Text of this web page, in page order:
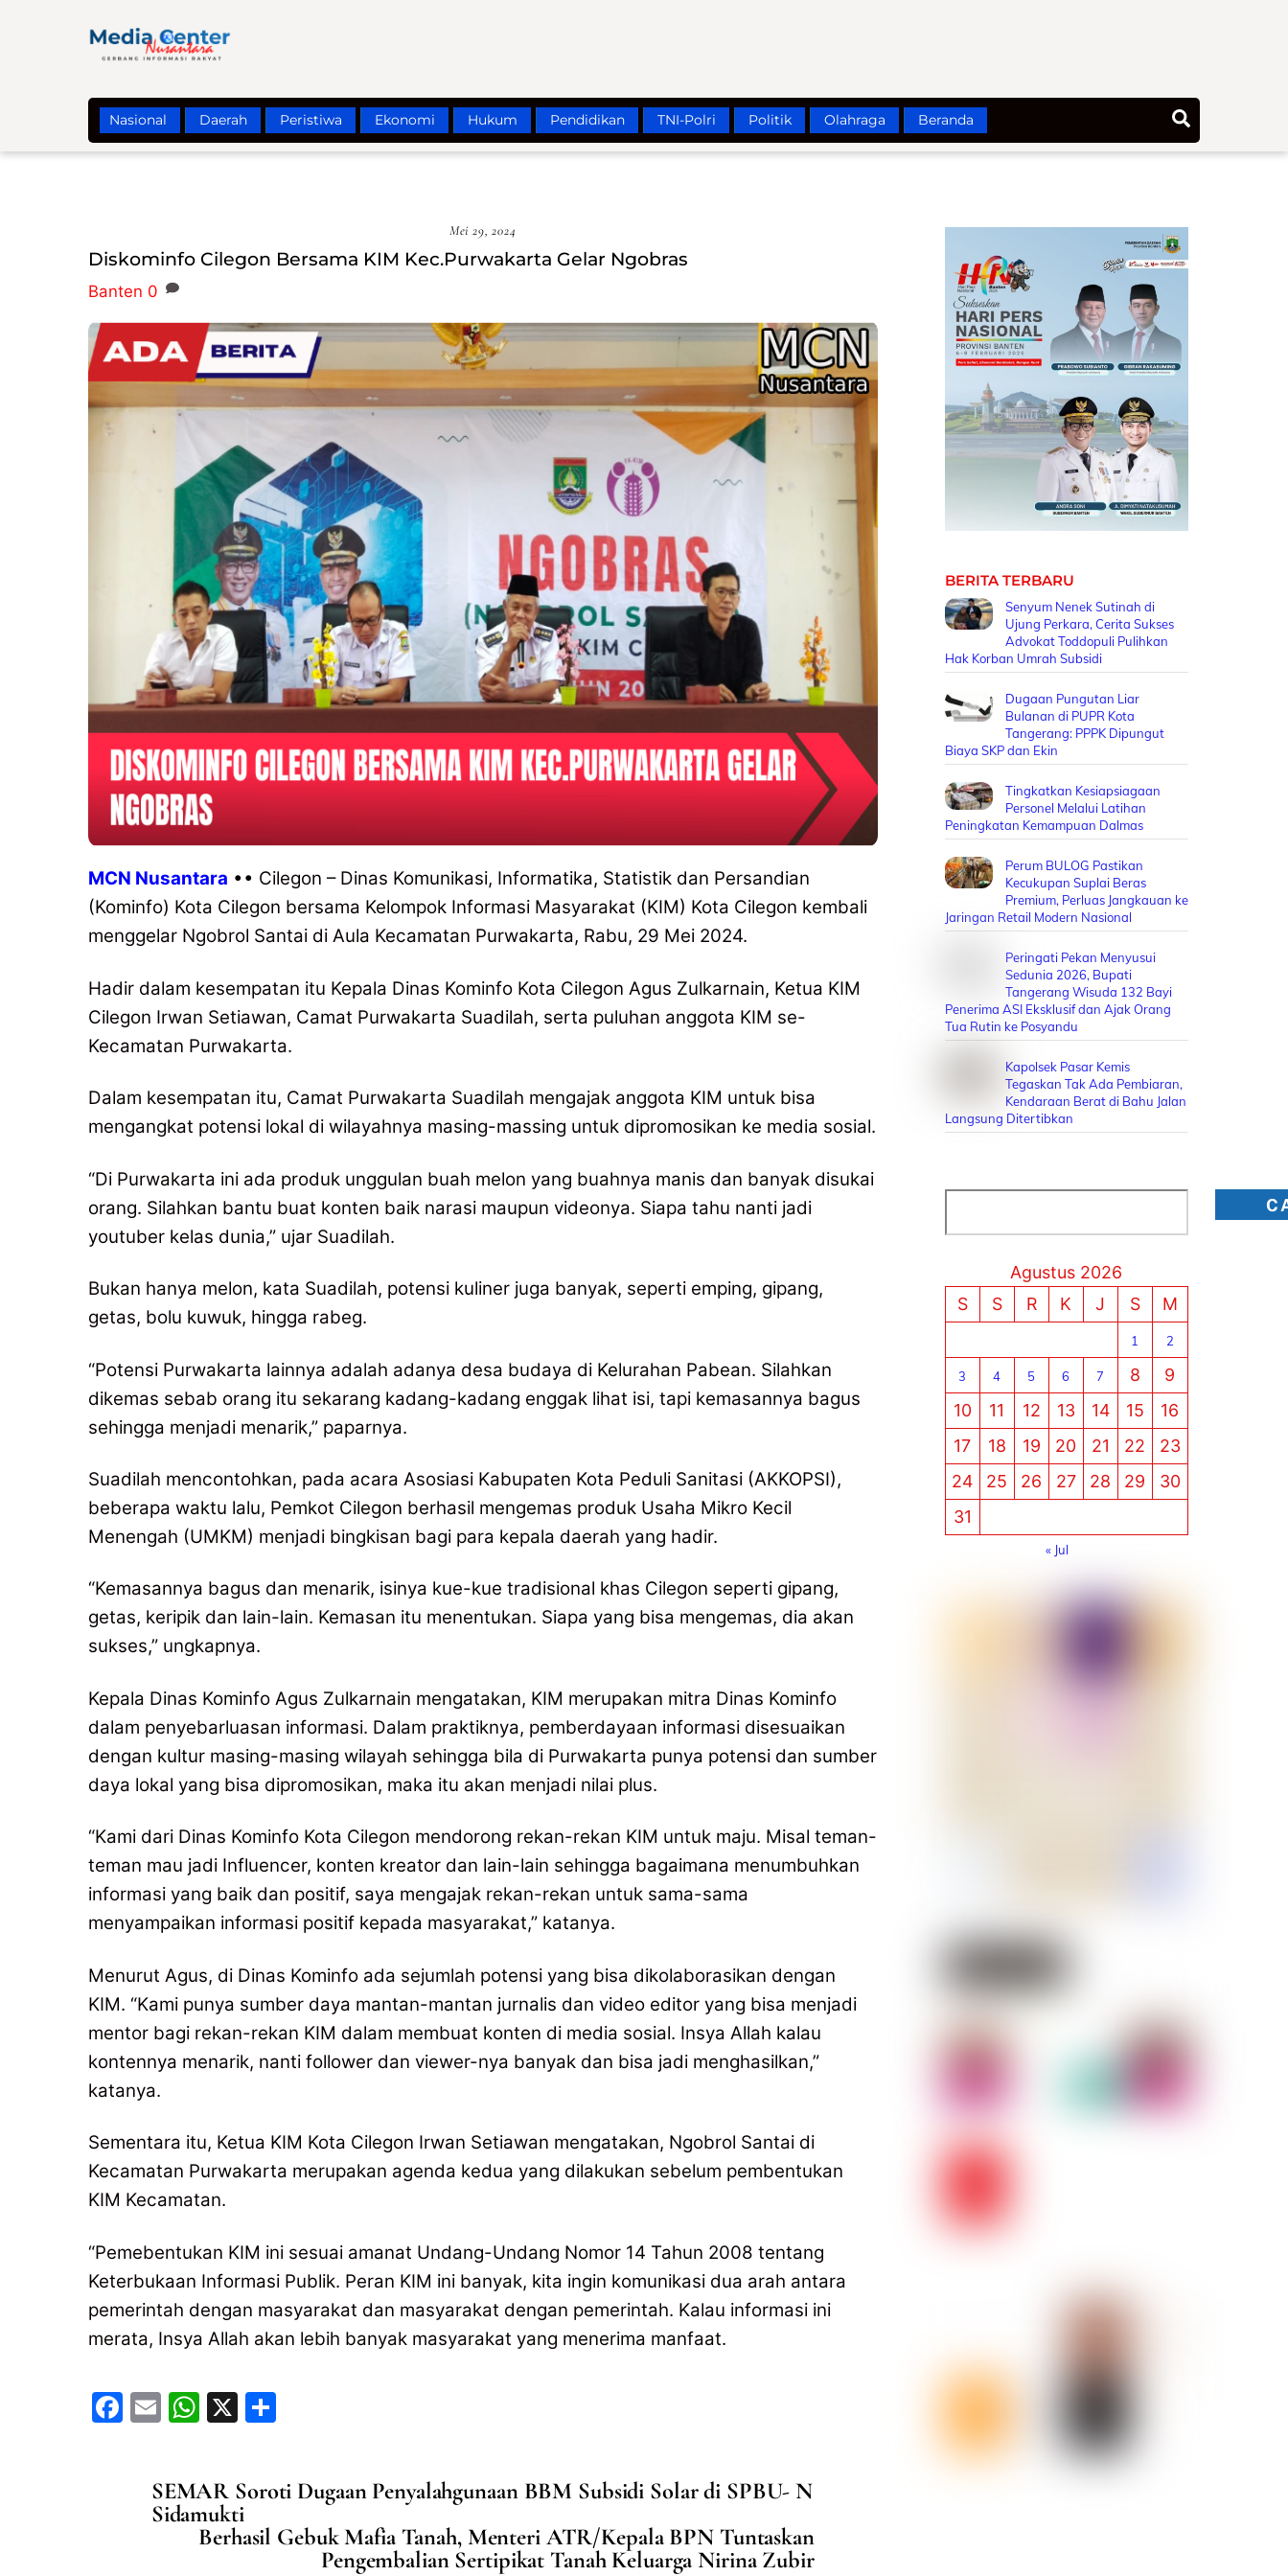
Nasional Daerah Peristiwa Ekonomi Hukum Pendidikan TNI-Polri Politik Olahraga Beranda
Mei 29, 2024
Diskominfo Cilegon Bersama KIM Kec.Purwakarta Gelar Ngobras
Banten 0
MCN Nusantara •• Cilegon – Dinas Komunikasi, Informatika, Statistik dan Persandian
(Kominfo) Kota Cilegon bersama Kelompok Informasi Masyarakat (KIM) Kota Cilegon kembali
menggelar Ngobrol Santai di Aula Kecamatan Purwakarta, Rabu, 29 Mei 2024.
Hadir dalam kesempatan itu Kepala Dinas Kominfo Kota Cilegon Agus Zulkarnain, Ketua KIM
Cilegon Irwan Setiawan, Camat Purwakarta Suadilah, serta puluhan anggota KIM se-
Kecamatan Purwakarta.
Dalam kesempatan itu, Camat Purwakarta Suadilah mengajak anggota KIM untuk bisa
mengangkat potensi lokal di wilayahnya masing-massing untuk dipromosikan ke media sosial.
“Di Purwakarta ini ada produk unggulan buah melon yang buahnya manis dan banyak disukai
orang. Silahkan bantu buat konten baik narasi maupun videonya. Siapa tahu nanti jadi
youtuber kelas dunia,” ujar Suadilah.
Bukan hanya melon, kata Suadilah, potensi kuliner juga banyak, seperti emping, gipang,
getas, bolu kuwuk, hingga rabeg.
“Potensi Purwakarta lainnya adalah adanya desa budaya di Kelurahan Pabean. Silahkan
dikemas sebab orang itu sekarang kadang-kadang enggak lihat isi, tapi kemasannya bagus
sehingga menjadi menarik,” paparnya.
Suadilah mencontohkan, pada acara Asosiasi Kabupaten Kota Peduli Sanitasi (AKKOPSI),
beberapa waktu lalu, Pemkot Cilegon berhasil mengemas produk Usaha Mikro Kecil
Menengah (UMKM) menjadi bingkisan bagi para kepala daerah yang hadir.
“Kemasannya bagus dan menarik, isinya kue-kue tradisional khas Cilegon seperti gipang,
getas, keripik dan lain-lain. Kemasan itu menentukan. Siapa yang bisa mengemas, dia akan
sukses,” ungkapnya.
Kepala Dinas Kominfo Agus Zulkarnain mengatakan, KIM merupakan mitra Dinas Kominfo
dalam penyebarluasan informasi. Dalam praktiknya, pemberdayaan informasi disesuaikan
dengan kultur masing-masing wilayah sehingga bila di Purwakarta punya potensi dan sumber
daya lokal yang bisa dipromosikan, maka itu akan menjadi nilai plus.
“Kami dari Dinas Kominfo Kota Cilegon mendorong rekan-rekan KIM untuk maju. Misal teman-
teman mau jadi Influencer, konten kreator dan lain-lain sehingga bagaimana menumbuhkan
informasi yang baik dan positif, saya mengajak rekan-rekan untuk sama-sama
menyampaikan informasi positif kepada masyarakat,” katanya.
Menurut Agus, di Dinas Kominfo ada sejumlah potensi yang bisa dikolaborasikan dengan
KIM. “Kami punya sumber daya mantan-mantan jurnalis dan video editor yang bisa menjadi
mentor bagi rekan-rekan KIM dalam membuat konten di media sosial. Insya Allah kalau
kontennya menarik, nanti follower dan viewer-nya banyak dan bisa jadi menghasilkan,”
katanya.
Sementara itu, Ketua KIM Kota Cilegon Irwan Setiawan mengatakan, Ngobrol Santai di
Kecamatan Purwakarta merupakan agenda kedua yang dilakukan sebelum pembentukan
KIM Kecamatan.
“Pemebentukan KIM ini sesuai amanat Undang-Undang Nomor 14 Tahun 2008 tentang
Keterbukaan Informasi Publik. Peran KIM ini banyak, kita ingin komunikasi dua arah antara
pemerintah dengan masyarakat dan masyarakat dengan pemerintah. Kalau informasi ini
merata, Insya Allah akan lebih banyak masyarakat yang menerima manfaat.
F
E
l
W
s
A
X
e
SEMAR Soroti Dugaan Penyalahgunaan BBM Subsidi Solar di SPBU- N
Sidamukti
Berhasil Gebuk Mafia Tanah, Menteri ATR/Kepala BPN Tuntaskan
Pengembalian Sertipikat Tanah Keluarga Nirina Zubir
BERITA TERBARU
Senyum Nenek Sutinah di
Ujung Perkara, Cerita Sukses
Advokat Toddopuli Pulihkan
Hak Korban Umrah Subsidi
Dugaan Pungutan Liar
Bulanan di PUPR Kota
Tangerang: PPPK Dipungut
Biaya SKP dan Ekin
Tingkatkan Kesiapsiagaan
Personel Melalui Latihan
Peningkatan Kemampuan Dalmas
Perum BULOG Pastikan
Kecukupan Suplai Beras
Premium, Perluas Jangkauan ke
Jaringan Retail Modern Nasional
Peringati Pekan Menyusui
Sedunia 2026, Bupati
Tangerang Wisuda 132 Bayi
Penerima ASI Eksklusif dan Ajak Orang
Tua Rutin ke Posyandu
Kapolsek Pasar Kemis
Tegaskan Tak Ada Pembiaran,
Kendaraan Berat di Bahu Jalan
Langsung Ditertibkan
Agustus 2026
S
S R K J S M
1 2
3 4 5 6 7 8
9
10
11 12 13 14 15
16
17
18 19 20 21 22
23
24
25 26 27 28 29
30
31
« Jul